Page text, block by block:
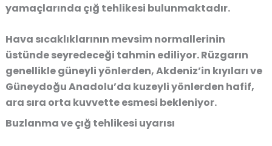
yamaçlarında çığ tehlikesi bulunmaktadır.
Hava sıcaklıklarının mevsim normallerinin
üstünde seyredeceği tahmin ediliyor. Rüzgarın
genellikle güneyli yönlerden, Akdeniz’in kıyıları ve
Güneydoğu Anadolu’da kuzeyli yönlerden hafif,
ara sıra orta kuvvette esmesi bekleniyor.
Buzlanma ve çığ tehlikesi uyarısı